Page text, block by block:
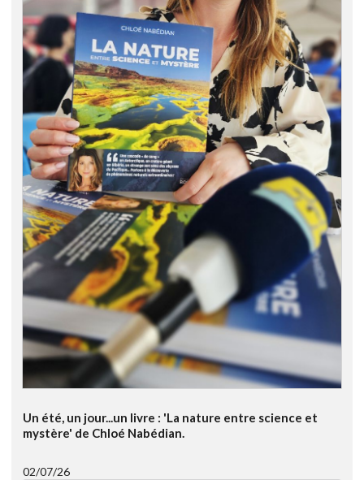
Un été, un jour...un livre : 'La nature entre science et
mystère' de Chloé Nabédian.
02/07/26